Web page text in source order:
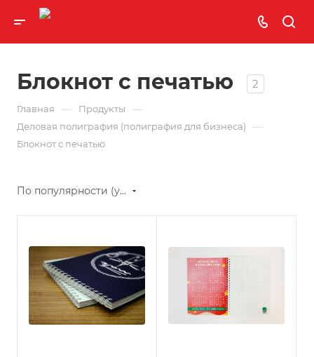
Блокнот с печатью 2
Главная — Продукты —
Деловая полиграфия (полиграфия для бизнеса) —
Блокнот с печатью
По популярности (убывание)